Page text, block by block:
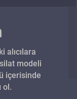
alıcılara
modeli
içerisinde
ol.